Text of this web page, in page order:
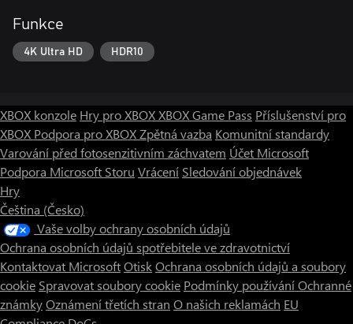
Funkce
4K Ultra HD HDR10
XBOX konzole Hry pro XBOXXBOX Game Pass Příslušenství pro
XBOX Podpora pro XBOXZpětná vazba Komunitní standardy
Varování před fotosenzitivním záchvatem Účet Microsoft
Podpora Microsoft Storu Vrácení Sledování objednávek
Hry
Čeština (Česko)
Vaše volby ochrany osobních údajů
Ochrana osobních údajů spotřebitele ve zdravotnictví
Kontaktovat MicrosoftOtiskOchrana osobních údajů a soubory
cookie Spravovat soubory cookie Podmínky používáníOchranné
známkyOznámení třetích stran O našich reklamách EU